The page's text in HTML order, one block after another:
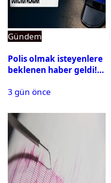
Gündem
Polis olmak isteyenlere
beklenen haber geldi!
3 gün önce